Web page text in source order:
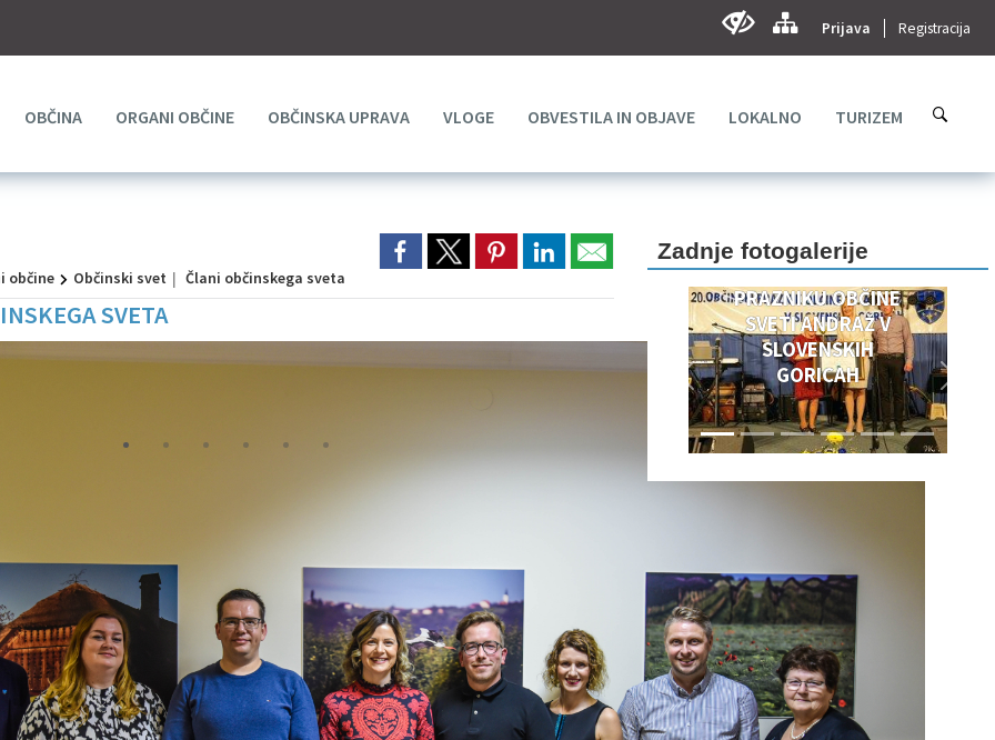
Prijava Registracija
OBČINA ORGANI OBČINE OBČINSKA UPRAVA VLOGE OBVESTILA IN OBJAVE LOKALNO TURIZEM
občine Občinski svet Člani občinskega sveta
SVETA
Zadnje fotogalerije
PRAZNIKU
OBČINSKEM
PRAZNIKU OBČINE
SVETI ANDRAŽ V
SLOVENSKIH
GORICAH